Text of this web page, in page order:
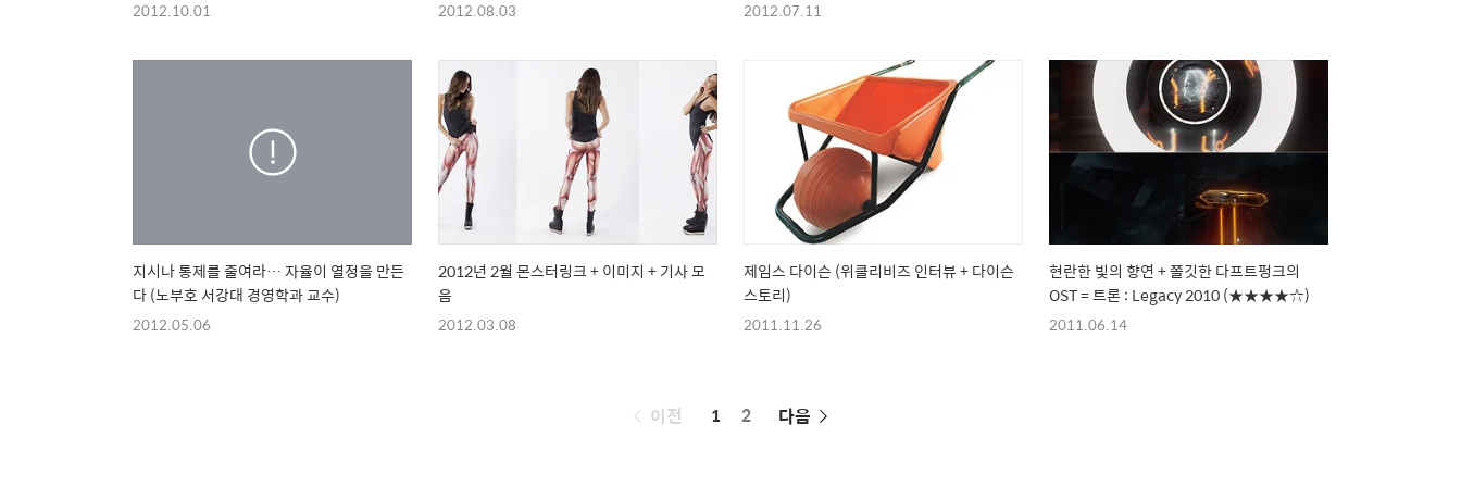
2012.10.01 2012.08.03 2012.07.11
지시나 통제를 줄여라… 자율이 열정을 만든
다 (노부호 서강대 경영학과 교수)
2012.05.06
2012년 2월 몬스터링크 + 이미지 + 기사 모
음
2012.03.08
제임스 다이슨 (위클리비즈 인터뷰 + 다이슨
스토리)
2011.11.26
현란한 빛의 향연 + 쫄깃한 다프트펑크의
OST = 트론 : Legacy 2010 (★★★★☆)
2011.06.14
페
이전 1 2 다음